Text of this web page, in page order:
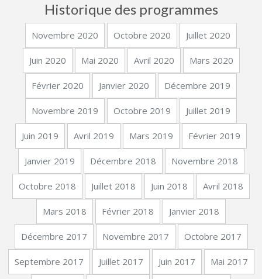
Historique des programmes
Novembre 2020 Octobre 2020 Juillet 2020
Juin 2020 Mai 2020 Avril 2020 Mars 2020
Février 2020 Janvier 2020 Décembre 2019
Novembre 2019 Octobre 2019 Juillet 2019
Juin 2019 Avril 2019 Mars 2019 Février 2019
Janvier 2019 Décembre 2018 Novembre 2018
Octobre 2018 Juillet 2018 Juin 2018 Avril 2018
Mars 2018 Février 2018 Janvier 2018
Décembre 2017 Novembre 2017 Octobre 2017
Septembre 2017 Juillet 2017 Juin 2017 Mai 2017